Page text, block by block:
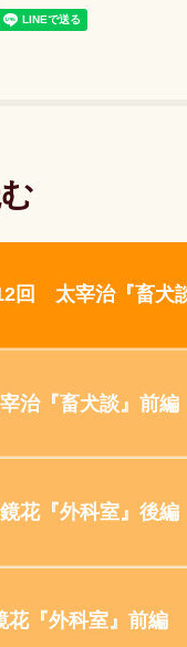
回 太宰治『畜犬
治『畜犬談』前編
花『外科室』後編
『外科室』前編